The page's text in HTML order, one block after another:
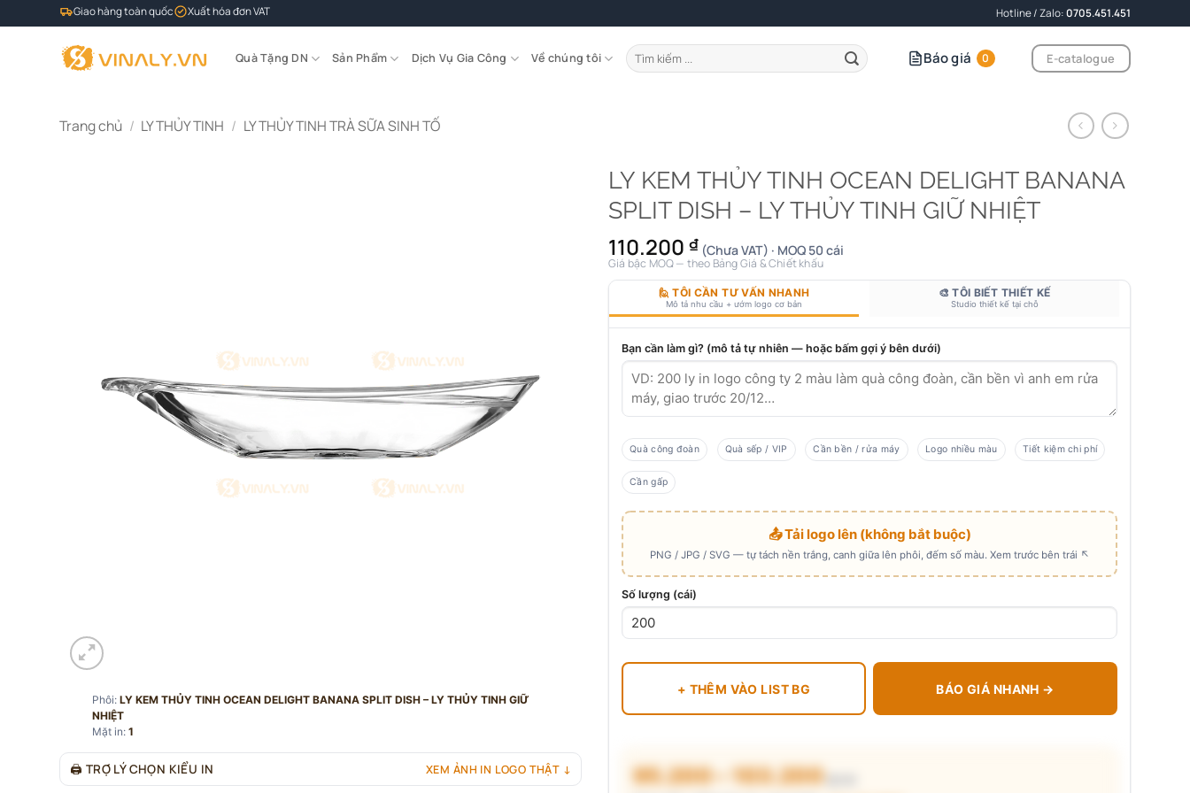
qua
Giao hàng toàn quốc Xuất hóa đơn VAT Hotline / Zalo:0705.451.451
Quà Tặng DN Sản Phẩm Dịch Vụ Gia Công Về chúng tôi
Tìm
kiếm:
Báo giá 0 E-catalogue
Trang chủ / LY THỦY TINH / LY THỦY TINH TRÀ SỮA SINH TỐ
Phôi: LY KEM THỦY TINH OCEAN DELIGHT BANANA SPLIT DISH – LY THỦY TINH GIỮ
NHIỆT
Mặt in: 1
🖨 TRỢ LÝ CHỌN KIỂU IN XEM ẢNH IN LOGO THẬT ↓
LY KEM THỦY TINH OCEAN DELIGHT BANANA
SPLIT DISH – LY THỦY TINH GIỮ NHIỆT
110.200 ₫ (Chưa VAT) · MOQ 50 cái
Giá bậc MOQ — theo Bảng Giá & Chiết khấu
🙋 TÔI CẦN TƯ VẤN NHANH
Mô tả nhu cầu + ướm logo cơ bản
🎨 TÔI BIẾT THIẾT KẾ
Studio thiết kế tại chỗ
Bạn cần làm gì? (mô tả tự nhiên — hoặc bấm gợi ý bên dưới)
Quà công đoàn Quà sếp / VIP Cần bền / rửa máy Logo nhiều màu Tiết kiệm chi phí
Cần gấp
📤 Tải logo lên (không bắt buộc)
PNG / JPG / SVG — tự tách nền trắng, canh giữa lên phôi, đếm số màu. Xem trước bên trái ↖
Số lượng (cái)
+ THÊM VÀO LIST BG BÁO GIÁ NHANH →
95.200 – 103.200